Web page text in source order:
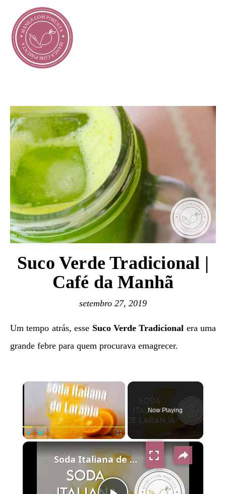
Suco Verde Tradicional |
Café da Manhã
setembro 27, 2019
Um tempo atrás, esse Suco Verde Tradicional era uma
grande febre para quem procurava emagrecer.
×
Now Playing
×
Soda Italiana de Laranja